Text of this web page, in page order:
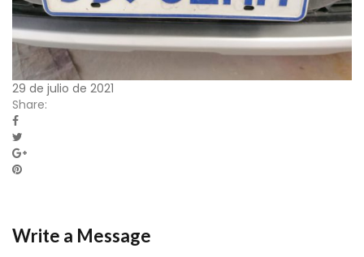
29 de julio de 2021
Share:
Write a Message